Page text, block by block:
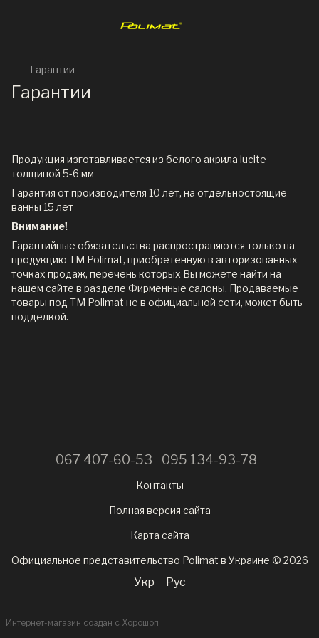
Гарантии
Гарантии
Продукция изготавливается из белого акрила lucite
толщиной 5-6 мм
Гарантия от производителя 10 лет, на отдельностоящие
ванны 15 лет
Внимание!
Гарантийные обязательства распространяются только на
продукцию ТМ Polimat, приобретенную в авторизованных
точках продаж, перечень которых Вы можете найти на
нашем сайте в разделе Фирменные салоны. Продаваемые
товары под ТМ Polimat не в официальной сети, может быть
подделкой.
067 407-60-53 095 134-93-78
Контакты
Полная версия сайта
Карта сайта
Официальное представительство Polimat в Украине © 2026
Укр Рус
Интернет-магазин создан с Хорошоп